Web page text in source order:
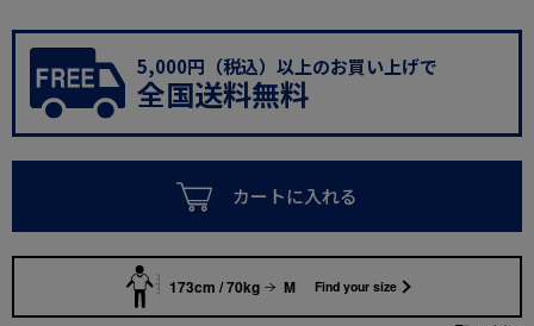
5,000円（税込）以上のお買い上げで
全国送料無料
カートに入れる
173cm / 70kg M Find your size